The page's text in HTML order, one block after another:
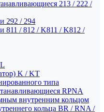
213 / 222 /
292 / 294
811 / 812 / K811 / K812 /
K / KT
типа
RPNA
внутренним кольцом
кольца BR / RNA /